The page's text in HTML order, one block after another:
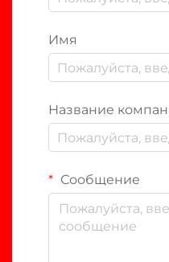
Имя
Название
Сообщение